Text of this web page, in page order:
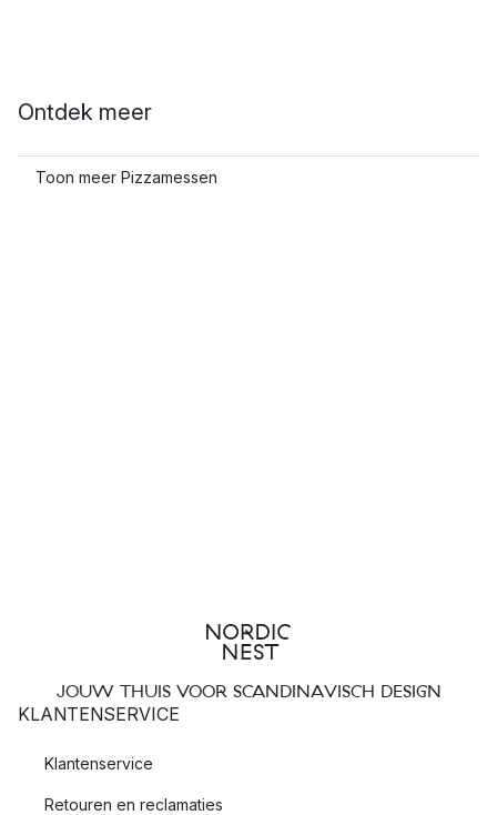
Ontdek meer
Toon meer Pizzamessen
JOUW THUIS VOOR SCANDINAVISCH DESIGN
KLANTENSERVICE
Klantenservice
Retouren en reclamaties